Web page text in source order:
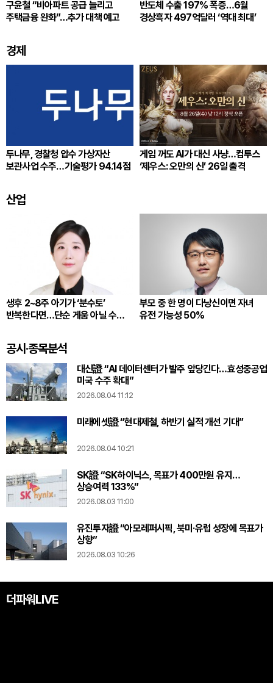
구윤철 “비아파트 공급 늘리고
주택금융 완화”…추가 대책 예고
반도체 수출 197% 폭증…6월
경상흑자 497억달러 ‘역대 최대’
경제
두나무, 경찰청 압수 가상자산
보관사업 수주…기술평가 94.14점
게임 꺼도 AI가 대신 사냥…컴투스
‘제우스: 오만의 신’ 26일 출격
산업
생후 2~8주 아기가 ‘분수토’
반복한다면…단순 게움 아닐 수
부모 중 한 명이 다낭신이면 자녀
유전 가능성 50%
공시·종목분석
대신證 “AI 데이터센터가 발주 앞당긴다…효성중공업
미국 수주 확대”
2026.08.04 11:12
미래에셋證 “현대제철, 하반기 실적 개선 기대”
2026.08.04 10:21
SK證 “SK하이닉스, 목표가 400만원 유지…
상승여력 133%”
2026.08.03 11:00
유진투자證 “아모레퍼시픽, 북미·유럽 성장에 목표가
상향”
2026.08.03 10:26
더파워LIVE